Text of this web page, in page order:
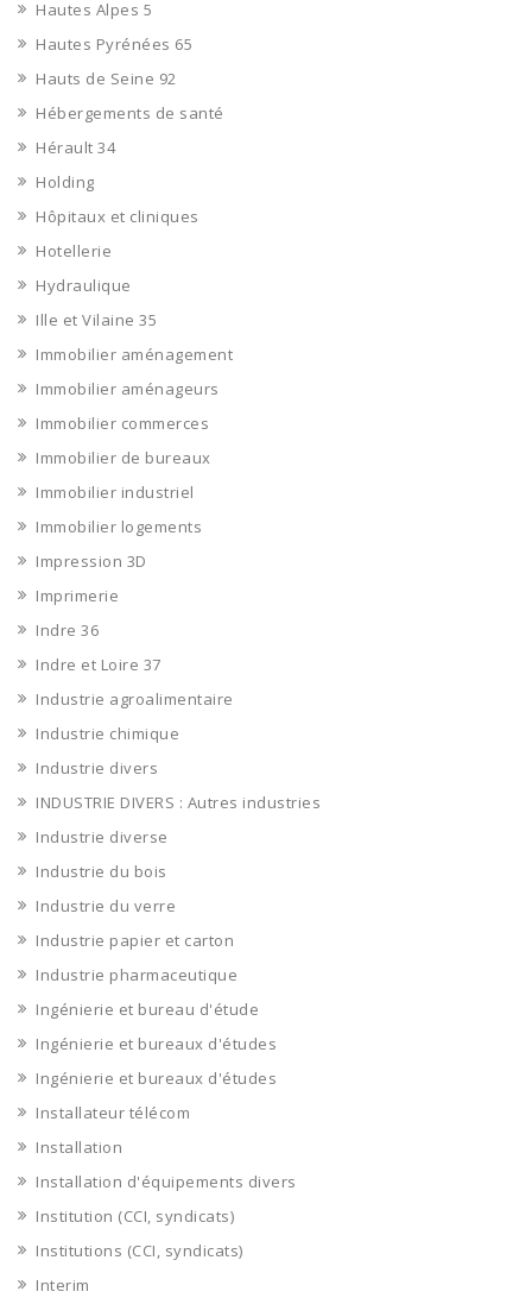
Hautes Alpes 5
Hautes Pyrénées 65
Hauts de Seine 92
Hébergements de santé
Hérault 34
Holding
Hôpitaux et cliniques
Hotellerie
Hydraulique
Ille et Vilaine 35
Immobilier aménagement
Immobilier aménageurs
Immobilier commerces
Immobilier de bureaux
Immobilier industriel
Immobilier logements
Impression 3D
Imprimerie
Indre 36
Indre et Loire 37
Industrie agroalimentaire
Industrie chimique
Industrie divers
INDUSTRIE DIVERS : Autres industries
Industrie diverse
Industrie du bois
Industrie du verre
Industrie papier et carton
Industrie pharmaceutique
Ingénierie et bureau d'étude
Ingénierie et bureaux d'études
Ingénierie et bureaux d'études
Installateur télécom
Installation
Installation d'équipements divers
Institution (CCI, syndicats)
Institutions (CCI, syndicats)
Interim